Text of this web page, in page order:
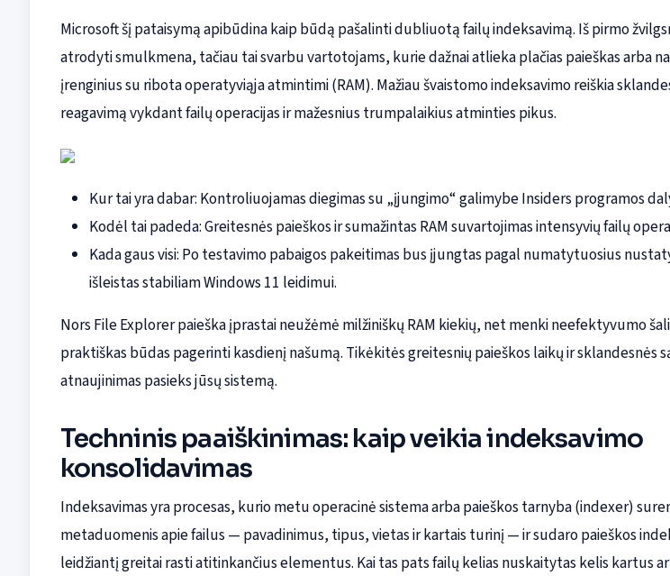
Microsoft šį pataisymą apibūdina kaip būdą pašalinti dubliuotą failų indeksavimą. Iš pirmo
atrodyti smulkmena, tačiau tai svarbu vartotojams, kurie dažnai atlieka plačias paieškas arba
įrenginius su ribota operatyviąja atmintimi (RAM). Mažiau švaistomo indeksavimo reiškia
reagavimą vykdant failų operacijas ir mažesnius trumpalaikius atminties pikus.
Kur tai yra dabar: Kontroliuojamas diegimas su „įjungimo“ galimybe Insiders programos
Kodėl tai padeda: Greitesnės paieškos ir sumažintas RAM suvartojimas intensyvių failų
Kada gaus visi: Po testavimo pabaigos pakeitimas bus įjungtas pagal numatytuosius
išleistas stabiliam Windows 11 leidimui.
Nors File Explorer paieška įprastai neužėmė milžiniškų RAM kiekių, net menki neefektyvumo
praktiškas būdas pagerinti kasdienį našumą. Tikėkitės greitesnių paieškos laikų ir sklandesnės
atnaujinimas pasieks jūsų sistemą.
Techninis paaiškinimas: kaip veikia indeksavimo
konsolidavimas
Indeksavimas yra procesas, kurio metu operacinė sistema arba paieškos tarnyba (indexer)
metaduomenis apie failus — pavadinimus, tipus, vietas ir kartais turinį — ir sudaro paieškos
leidžiantį greitai rasti atitinkančius elementus. Kai tas pats failų kelias nuskaitytas kelis kartus